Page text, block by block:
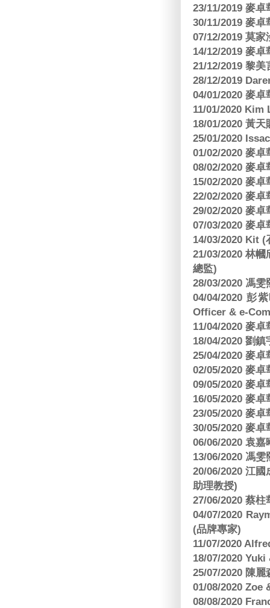
23/11/2019 麥
30/11/2019 麥
07/12/2019 莫
14/12/2019 麥
21/12/2019 黎
28/12/2019
04/01/2020 麥
11/01/2020
18/01/2020 黃
25/01/2020
01/02/2020 麥
08/02/2020 麥
15/02/2020 麥
22/02/2020 麥
29/02/2020 麥
07/03/2020 麥
14/03/2020 Kit
21/03/2020 林
總監)
28/03/2020 馮
04/04/2020 彭
Officer & e-
11/04/2020 麥
18/04/2020 劉
25/04/2020 麥
02/05/2020 麥
09/05/2020 麥
16/05/2020 麥
23/05/2020 麥
30/05/2020 麥
06/06/2020 袁
13/06/2020 馮
20/06/2020 江
助理教授)
27/06/2020 蔡
04/07/2020
(品牌專家)
11/07/2020
18/07/2020
25/07/2020 陳
01/08/2020 Zoe
08/08/2020